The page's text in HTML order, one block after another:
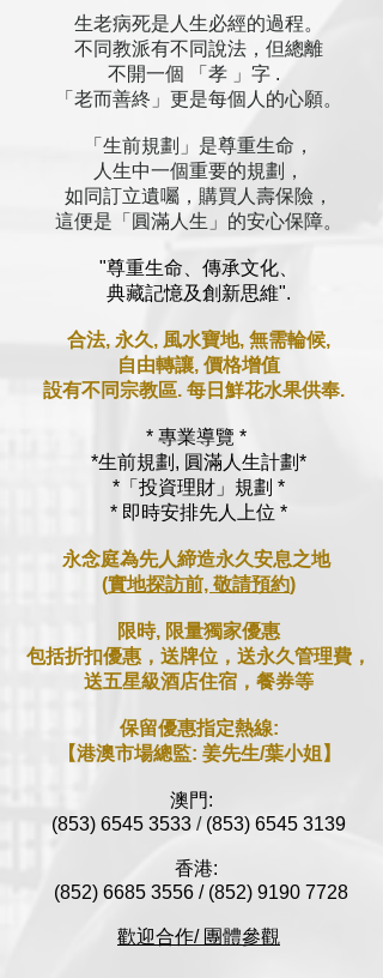
生老病死是人生必經的過程。
不同教派有不同說法，但總離
不開一個 「孝 」字 .
「老而善終」更是每個人的心願。
「生前規劃」是尊重生命，
人生中一個重要的規劃，
如同訂立遺囑，購買人壽保險，
這便是「圓滿人生」的安心保障。
"尊重生命、傳承文化、
典藏記憶及創新思維".
合法, 永久, 風水寶地, 無需輪候,
自由轉讓, 價格增值
設有不同宗教區. 每日鮮花水果供奉.
* 專業導覽 *
*生前規劃, 圓滿人生計劃*
*「投資理財」規劃 *
* 即時安排先人上位 *
永念庭為先人締造永久安息之地
(實地探訪前, 敬請預約)
限時, 限量獨家優惠
包括折扣優惠，送牌位，送永久管理費，
送五星級酒店住宿，餐券等
保留優惠指定熱線:
【港澳市場總監: 姜先生/葉小姐 】
澳門:
(853) 6545 3533 / (853) 6545 3139
香港:
(852) 6685 3556 / (852) 9190 7728
歡迎合作/ 團體參觀